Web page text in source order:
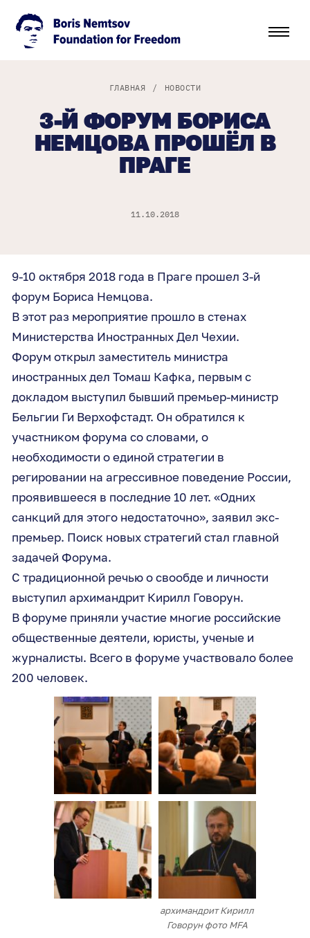
ГЛАВНАЯ / НОВОСТИ
3-Й ФОРУМ БОРИСА
НЕМЦОВА ПРОШЁЛ В
ПРАГЕ
11.10.2018
9-10 октября 2018 года в Праге прошел 3-й
форум Бориса Немцова.
В этот раз мероприятие прошло в стенах
Министерства Иностранных Дел Чехии.
Форум открыл заместитель министра
иностранных дел Томаш Кафка, первым с
докладом выступил бывший премьер-министр
Бельгии Ги Верхофстадт. Он обратился к
участником форума со словами, о
необходимости о единой стратегии в
регировании на агрессивное поведение России,
проявившееся в последние 10 лет. «Одних
санкций для этого недостаточно», заявил экс-
премьер. Поиск новых стратегий стал главной
задачей Форума.
С традиционной речью о свообде и личности
выступил архимандрит Кирилл Говорун.
В форуме приняли участие многие российские
общественные деятели, юристы, ученые и
журналисты. Всего в форуме участвовало более
200 человек.
архимандрит Кирилл
Говорун фото MFA